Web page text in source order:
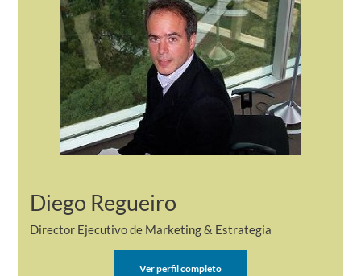
Diego Regueiro
Director Ejecutivo de Marketing & Estrategia
Ver perfil completo